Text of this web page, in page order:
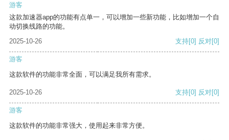
游客
这款加速器app的功能有点单一，可以增加一些新功能，比如增加一个自
动切换线路的功能。
2025-10-26
支持[0] 反对[0]
游客
这款软件的功能非常全面，可以满足我所有需求。
2025-10-26 支持[0] 反对[0]
游客
这款软件的功能非常强大，使用起来非常方便。